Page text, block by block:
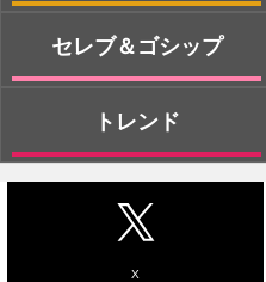
セレブ＆ゴシップ
トレンド
X